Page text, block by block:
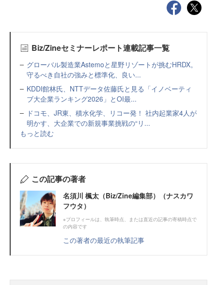
Biz/Zineセミナーレポート連載記事一覧
グローバル製造業Astemoと星野リゾートが挑むHRDX。
守るべき自社の強みと標準化、良い...
KDDI館林氏、NTTデータ佐藤氏と見る「イノベーティ
ブ大企業ランキング2026」とOI最...
ドコモ、JR東、積水化学、リコー発！ 社内起業家4人が
明かす、大企業での新規事業挑戦の“リ...
もっと読む
この記事の著者
名須川 楓太（Biz/Zine編集部）（ナスカワ
フウタ）
※プロフィールは、執筆時点、または直近の記事の寄稿時点で
の内容です
この著者の最近の執筆記事